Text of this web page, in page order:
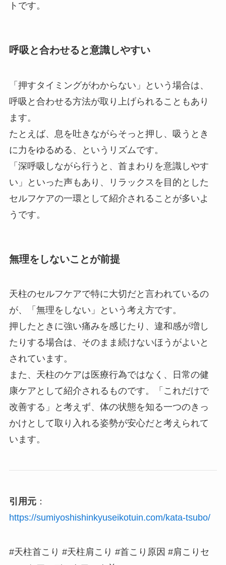
トです。
呼吸と合わせると意識しやすい
「押すタイミングがわからない」という場合は、
呼吸と合わせる方法が取り上げられることもあり
ます。
たとえば、息を吐きながらそっと押し、吸うとき
に力をゆるめる、というリズムです。
「深呼吸しながら行うと、首まわりを意識しやす
い」といった声もあり、リラックスを目的とした
セルフケアの一環として紹介されることが多いよ
うです。
無理をしないことが前提
天柱のセルフケアで特に大切だと言われているの
が、「無理をしない」という考え方です。
押したときに強い痛みを感じたり、違和感が増し
たりする場合は、そのまま続けないほうがよいと
されています。
また、天柱のケアは医療行為ではなく、日常の健
康ケアとして紹介されるものです。「これだけで
改善する」と考えず、体の状態を知る一つのきっ
かけとして取り入れる姿勢が安心だと考えられて
います。
引用元：
https://sumiyoshishinkyuseikotuin.com/kata-tsubo/
#天柱首こり #天柱肩こり #首こり原因 #肩こりセ